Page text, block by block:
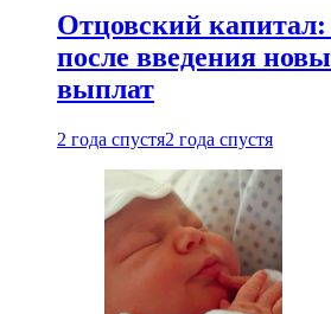
Отцовский
после введения
выплат
2 года спустя2 года спустя